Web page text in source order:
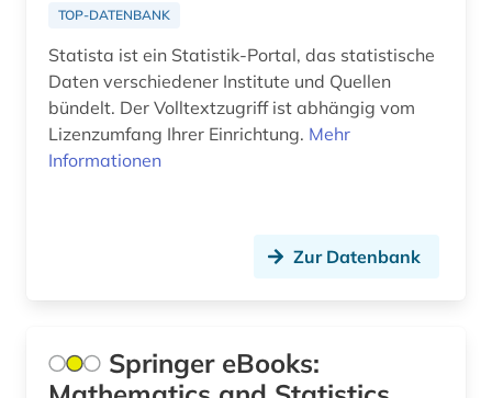
elektrizität (1)
elektrizitätserzeugung (1)
elektronische zeitschrift (1)
energieverbrauch (1)
TOP-DATENBANK
Statista ist ein Statistik-Portal, das statistische
Daten verschiedener Institute und Quellen
bündelt. Der Volltextzugriff ist abhängig vom
Lizenzumfang Ihrer Einrichtung. Mehr
Informationen
Zur Datenbank
Springer eBooks: